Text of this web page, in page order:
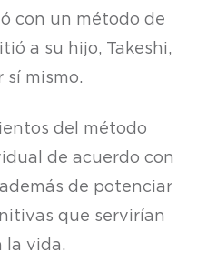
con un método de
a su hijo, Takeshi,
sí mismo.
del método
de acuerdo con
de potenciar
que servirían
la vida.